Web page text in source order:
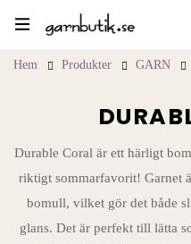
Hem Produkter GARN
Durable Coral är ett härligt
riktigt sommarfavorit! Garnet
bomull, vilket gör det både
glans. Det är perfekt till lätta